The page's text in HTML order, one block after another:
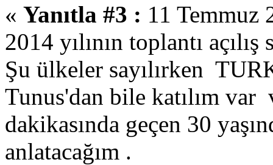
« Yanıtla #3 : 11 Temmuz
2014 yılının toplantı açılış
Şu ülkeler sayılırken
Tunus'dan bile katılım
dakikasında geçen 30
anlatacağım .